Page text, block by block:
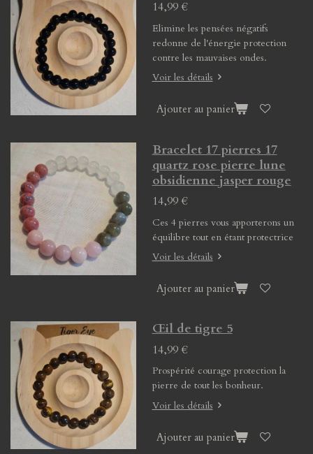
14,99 €
Elimine les pensées négatifs
redonne de l'énergie protection
contre les mauvaises ondes.
Voir les détails
Ajouter au panier
Bracelet 17 pierres 17
quartz rose pierre lune
obsidienne jasper rouge
14,99 €
Ces 4 pierres vous apporterons un
équilibre tout en étant protectrice
Voir les détails
Ajouter au panier
Œil de tigre 5
14,99 €
Prospérité courage protection la
pierre de tout les bonheur.
Voir les détails
Ajouter au panier